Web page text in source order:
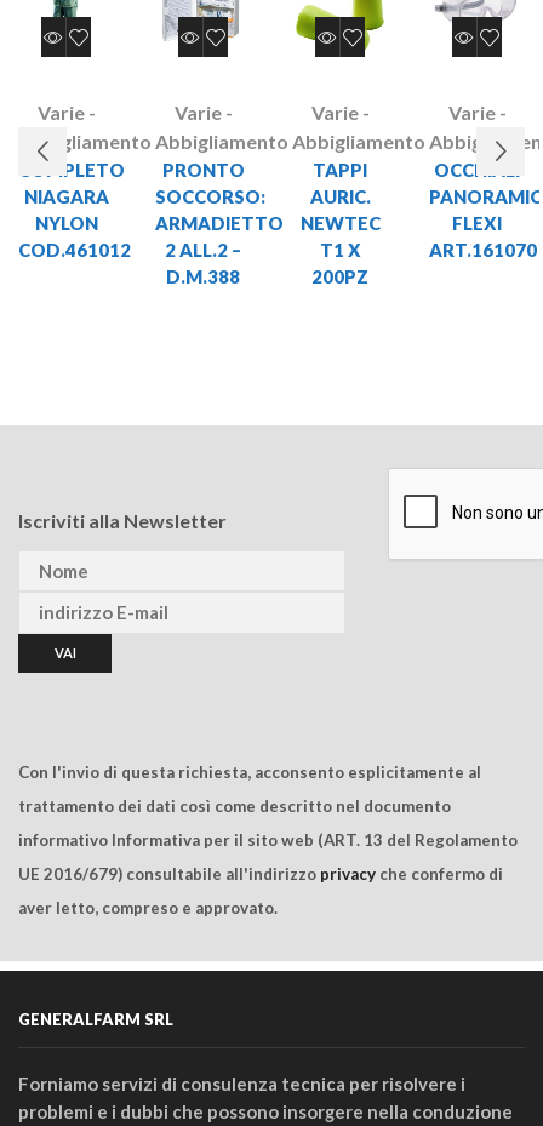
Varie -
Abbigliamento
COMPLETO
NIAGARA
NYLON
COD.461012
Varie -
Abbigliamento
PRONTO
SOCCORSO:
ARMADIETTO
2 ALL.2 –
D.M.388
Varie -
Abbigliamento
TAPPI
AURIC.
NEWTEC
T1 X
200PZ
Varie -
OCCHIALI
FLEXI
ART.161070
Iscriviti alla Newsletter
Con l'invio di questa richiesta, acconsento esplicitamente al
trattamento dei dati così come descritto nel documento
informativo Informativa per il sito web (ART. 13 del Regolamento
UE 2016/679) consultabile all'indirizzo privacy che confermo di
aver letto, compreso e approvato.
GENERALFARM SRL
Forniamo servizi di consulenza tecnica per risolvere i
problemi e i dubbi che possono insorgere nella conduzione